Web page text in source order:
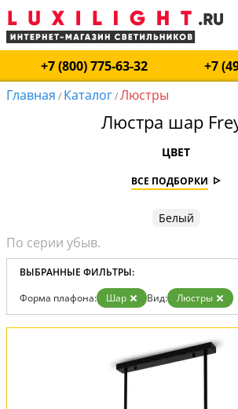
+7 (800) 775-63-32
+7
Главная / Каталог/Люстры
Люстра шар
ЦВЕТ
ВСЕ ПОДБОРКИ
Белый
ВЫБРАННЫЕ ФИЛЬТРЫ:
Форма плафона: Шар Вид: Люстры